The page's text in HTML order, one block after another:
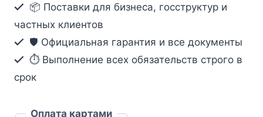
вывод
0.3м,
буфер
3мм
📦 Поставки для бизнеса, госструктур и
частных клиентов
🛡️ Официальная гарантия и все документы
⏱ Выполнение всех обязательств строго в
срок
Оплата картами